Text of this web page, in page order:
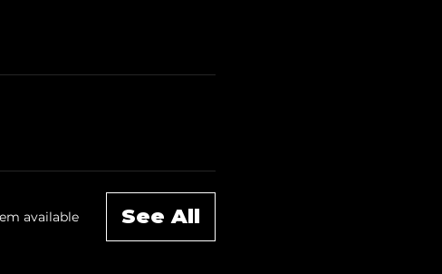
available See All